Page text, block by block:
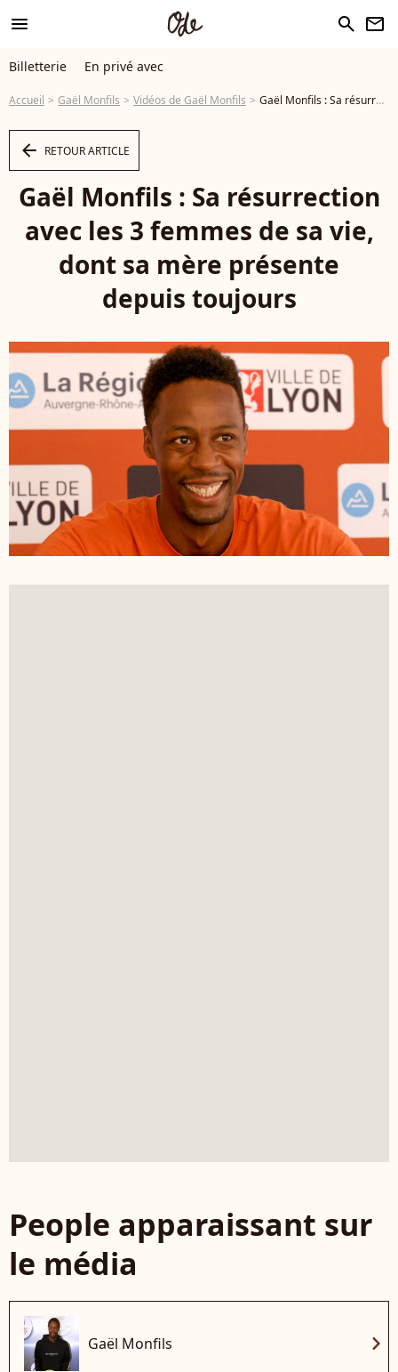
menu search newsletter
Billetterie En privé avec
Accueil Gaël Monfils Vidéos de Gaël Monfils Gaël Monfils : Sa résurrection avec les 3 femmes de sa vie, dont sa mère présente depuis toujours - Vidéo
arrow_left RETOUR ARTICLE
Gaël Monfils : Sa résurrection
avec les 3 femmes de sa vie,
dont sa mère présente
depuis toujours
People apparaissant sur
le média
Gaël Monfils chevron_right